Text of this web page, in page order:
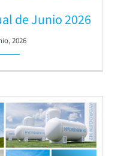
de Junio 2026
2026